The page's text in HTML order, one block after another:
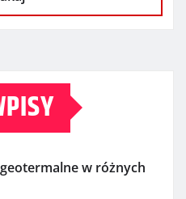
w różnych